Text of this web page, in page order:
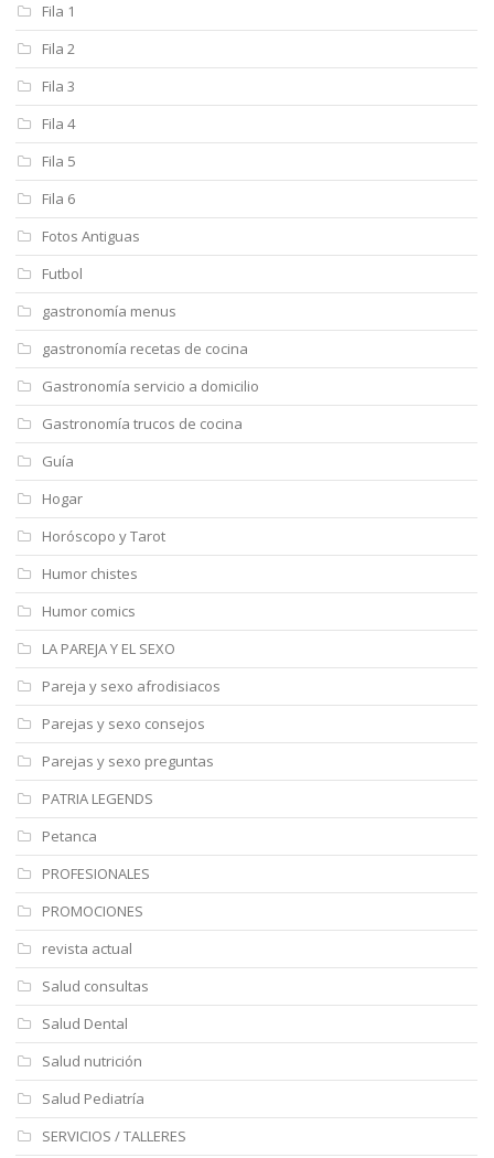
Fila 1
Fila 2
Fila 3
Fila 4
Fila 5
Fila 6
Fotos Antiguas
Futbol
gastronomía menus
gastronomía recetas de cocina
Gastronomía servicio a domicilio
Gastronomía trucos de cocina
Guía
Hogar
Horóscopo y Tarot
Humor chistes
Humor comics
LA PAREJA Y EL SEXO
Pareja y sexo afrodisiacos
Parejas y sexo consejos
Parejas y sexo preguntas
PATRIA LEGENDS
Petanca
PROFESIONALES
PROMOCIONES
revista actual
Salud consultas
Salud Dental
Salud nutrición
Salud Pediatría
SERVICIOS / TALLERES